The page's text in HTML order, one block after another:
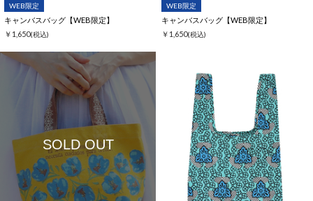
WEB限定
キャンバスバッグ【WEB限定】
￥1,650(税込)
WEB限定
キャンバスバッグ【WEB限定】
￥1,650(税込)
SOLD OUT